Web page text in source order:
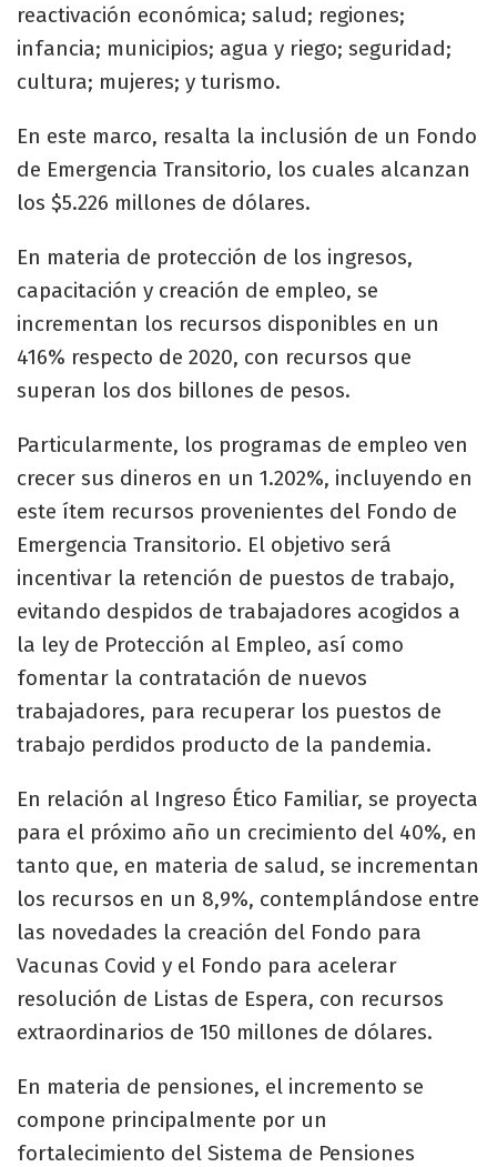
reactivación económica; salud; regiones;
infancia; municipios; agua y riego; seguridad;
cultura; mujeres; y turismo.
En este marco, resalta la inclusión de un Fondo
de Emergencia Transitorio, los cuales alcanzan
los $5.226 millones de dólares.
En materia de protección de los ingresos,
capacitación y creación de empleo, se
incrementan los recursos disponibles en un
416% respecto de 2020, con recursos que
superan los dos billones de pesos.
Particularmente, los programas de empleo ven
crecer sus dineros en un 1.202%, incluyendo en
este ítem recursos provenientes del Fondo de
Emergencia Transitorio. El objetivo será
incentivar la retención de puestos de trabajo,
evitando despidos de trabajadores acogidos a
la ley de Protección al Empleo, así como
fomentar la contratación de nuevos
trabajadores, para recuperar los puestos de
trabajo perdidos producto de la pandemia.
En relación al Ingreso Ético Familiar, se proyecta
para el próximo año un crecimiento del 40%, en
tanto que, en materia de salud, se incrementan
los recursos en un 8,9%, contemplándose entre
las novedades la creación del Fondo para
Vacunas Covid y el Fondo para acelerar
resolución de Listas de Espera, con recursos
extraordinarios de 150 millones de dólares.
En materia de pensiones, el incremento se
compone principalmente por un
fortalecimiento del Sistema de Pensiones